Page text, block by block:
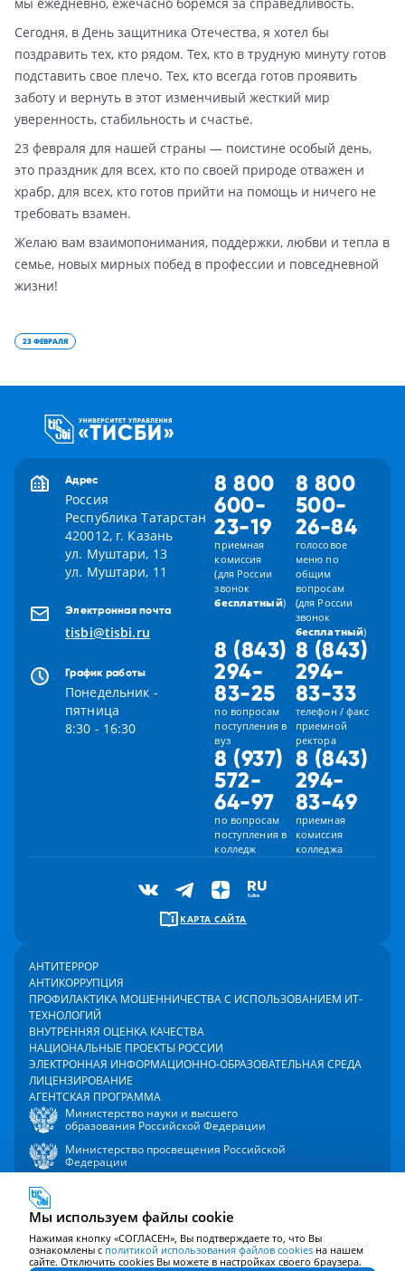
Сегодня, в День защитника Отечества, я хотел бы
поздравить тех, кто рядом. Тех, кто в трудную минуту готов
подставить свое плечо. Тех, кто всегда готов проявить
заботу и вернуть в этот изменчивый жесткий мир
уверенность, стабильность и счастье.
23 февраля для нашей страны — поистине особый день,
это праздник для всех, кто по своей природе отважен и
храбр, для всех, кто готов прийти на помощь и ничего не
требовать взамен.
Желаю вам взаимопонимания, поддержки, любви и тепла в
семье, новых мирных побед в профессии и повседневной
жизни!
23 ФЕВРАЛЯ
Адрес
Россия
Республика Татарстан
420012, г. Казань
ул. Муштари, 13
ул. Муштари, 11
Электронная почта
tisbi@tisbi.ru
График работы
Понедельник -
пятница
8:30 - 16:30
8 800
600-
23-19
приемная
комиссия
(для России
звонок
бесплатный)
8 800
500-
26-84
голосовое
меню по
общим
вопросам
(для России
звонок
бесплатный)
8 (843)
294-
83-25
по вопросам
поступления в
вуз
8 (843)
294-
83-33
телефон / факс
приемной
ректора
8 (937)
572-
64-97
по вопросам
поступления в
колледж
8 (843)
294-
83-49
приемная
комиссия
колледжа
КАРТА САЙТА
АНТИТЕРРОР
АНТИКОРРУПЦИЯ
ПРОФИЛАКТИКА МОШЕННИЧЕСТВА С ИСПОЛЬЗОВАНИЕМ ИТ-
ТЕХНОЛОГИЙ
ВНУТРЕННЯЯ ОЦЕНКА КАЧЕСТВА
НАЦИОНАЛЬНЫЕ ПРОЕКТЫ РОССИИ
ЭЛЕКТРОННАЯ ИНФОРМАЦИОННО-ОБРАЗОВАТЕЛЬНАЯ СРЕДА
ЛИЦЕНЗИРОВАНИЕ
АГЕНТСКАЯ ПРОГРАММА
Министерство науки и высшего
образования Российской Федерации
Министерство просвещения Российской
Федерации
2000 - 2026 © Университет управления «ТИСБИ»
Политика в отношении обработки персональных данных
Политика использования файлов cookie
Согласие на обработку персональных данных
Мы используем файлы cookie
Нажимая кнопку «СОГЛАСЕН», Вы подтверждаете то, что Вы
ознакомлены с политикой использования файлов cookies на нашем
сайте. Отключить cookies Вы можете в настройках своего браузера.